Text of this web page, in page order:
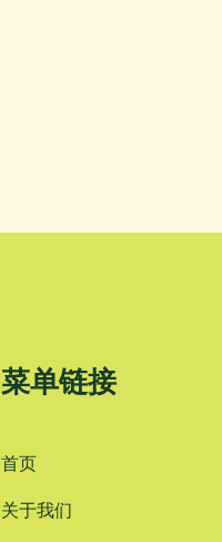
菜单链接
首页
关于我们